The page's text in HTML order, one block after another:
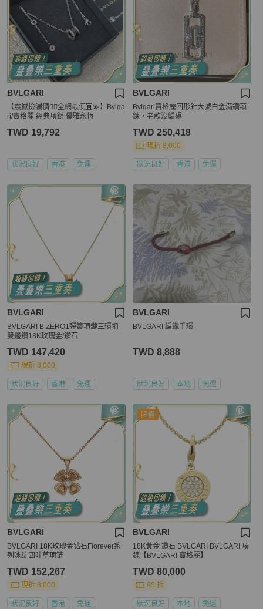
BVLGARI
【震撼撿漏價👍🏻全網最便宜💫】Bvlga
ri/寶格麗 經典項鏈 優雅永恆
TWD 19,792
狀況良好 香港 免運
BVLGARI
Bvlgari寶格麗回形針大號白金滿鑽項
鍊，老款沒編碼
TWD 250,418
現折 8,000
狀況良好 香港 免運
BVLGARI
BVLGARI B.ZERO1彈簧項鏈三環扣
雙邊鑽18K玫瑰金/鑽石
TWD 147,420
現折 8,000
狀況良好 香港 免運
BVLGARI
BVLGARI 編織手環
TWD 8,888
狀況良好 本地 免運
BVLGARI
BVLGARI 18K玫瑰金钻石Fiorever系
列咏绽四叶草项链
TWD 152,267
現折 8,000
狀況良好 香港 免運
降價
BVLGARI
18K黃金 鑽石 BVLGARI BVLGARI 項
鍊【BVLGARI 寶格麗】
TWD 80,000
95 折
狀況良好 本地 免運